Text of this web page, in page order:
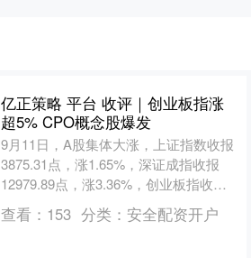
亿正策略 平台 收评｜创业板指涨
超5% CPO概念股爆发
9月11日，A股集体大涨，上证指数收报
3875.31点，涨1.65%，深证成指收报
12979.89点，涨3.36%，创业板指收报
3053.75点，涨5.15%。....
查看： 153 分类： 安全配资开户